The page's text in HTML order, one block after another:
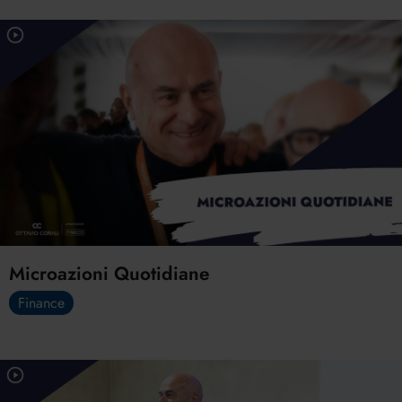
Microazioni Quotidiane
Finance